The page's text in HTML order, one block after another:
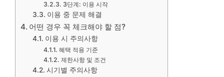
3단계: 이용 시작
이용 중 문제 해결
어떤 경우 꼭 체크해야 할 점?
이용 시 주의사항
혜택 적용 기준
제한사항 및 조건
시기별 주의사항